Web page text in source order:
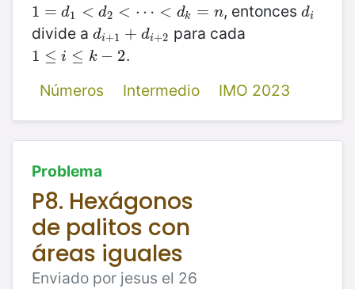
1 = d1 < d2 < ⋯ < dk = n
1 =d 1< d2 <⋯< d k = n , entoncesdi
di
divide a di+1 + di+2
di+1 +di+2 para cada
1 ≤ i ≤ k − 2
1 ≤i≤k −2
.
Números
Intermedio IMO 2023
Problema
P8. Hexágonos
de palitos con
áreas iguales
Enviado por jesus el 26